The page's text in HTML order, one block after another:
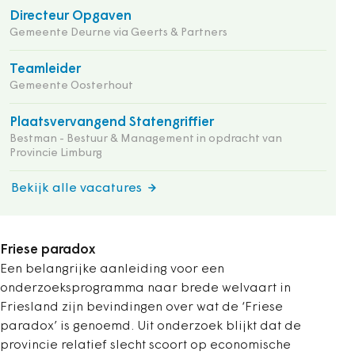
Directeur Opgaven
Gemeente Deurne via Geerts & Partners
Teamleider
Gemeente Oosterhout
Plaatsvervangend Statengriffier
Bestman - Bestuur & Management in opdracht van
Provincie Limburg
Bekijk alle vacatures
Friese paradox
Een belangrijke aanleiding voor een
onderzoeksprogramma naar brede welvaart in
Friesland zijn bevindingen over wat de ‘Friese
paradox’ is genoemd. Uit onderzoek blijkt dat de
provincie relatief slecht scoort op economische